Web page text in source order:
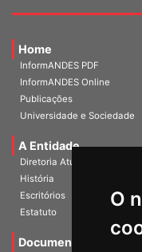
O
Home
InformANDES PDF
InformANDES Online
Publicações
Universidade e Sociedade
A Entidade
Diretoria Atual
História
Escritórios
Estatuto
Documentos